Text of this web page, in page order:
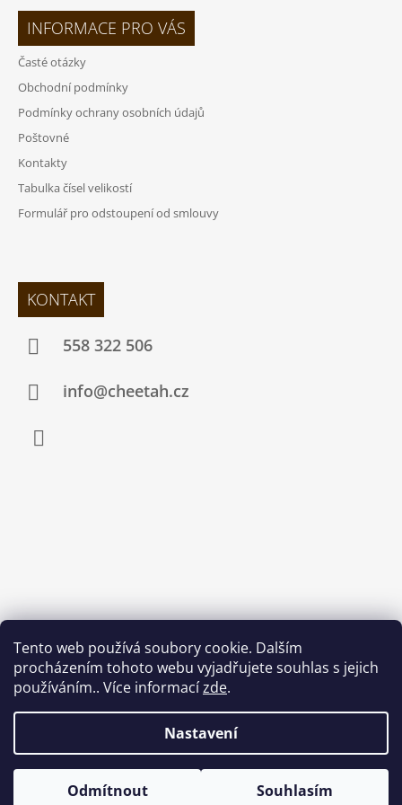
Tento web používá soubory cookie. Dalším
procházením tohoto webu vyjadřujete souhlas s jejich
používáním.. Více informacízde.
Nastavení
Odmítnout Souhlasím
INFORMACE PRO VÁS
Časté otázky
Obchodní podmínky
Podmínky ochrany osobních údajů
Poštovné
Kontakty
Tabulka čísel velikostí
Formulář pro odstoupení od smlouvy
KONTAKT
558 322 506
info@cheetah.cz
Vytvořil Shoptet
© 2026 Egepard.cz. Všechna práva vyhrazena.